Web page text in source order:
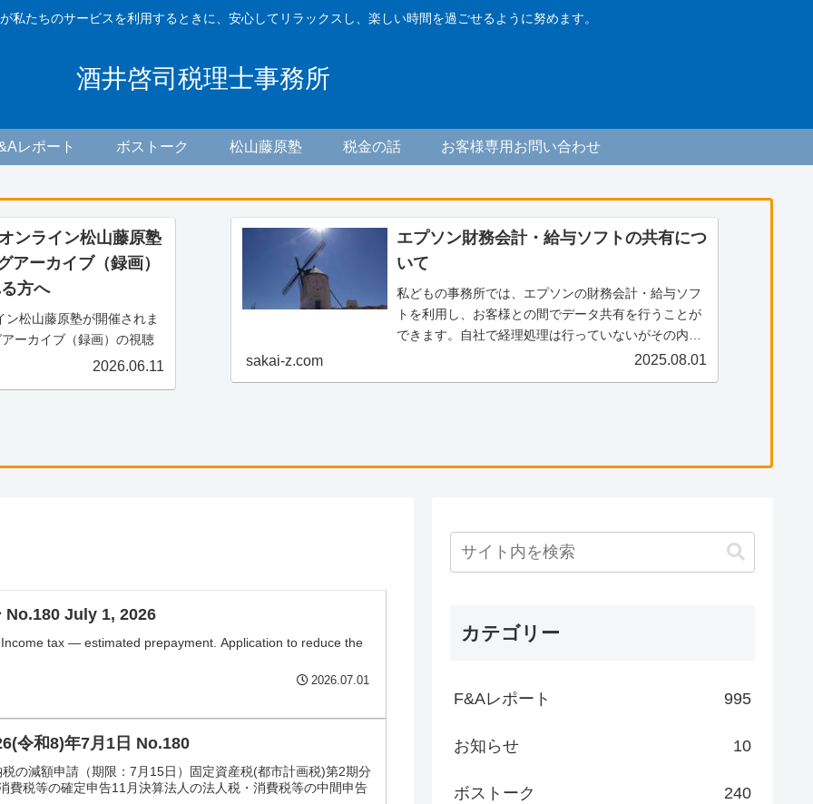
私たちのサービスを利用するときに、安心してリラックスし、楽しい時間を過ごせるように努めます。
酒井啓司税理士事務所
レポート ボストーク 松山藤原塾 税金の話 お客様専用お問い合わせ
ンライン松山藤原塾
アーカイブ（録画）
方へ
松山藤原塾が開催されま
ーカイブ（録画）の視聴
です。アーカイブ（録
2026.06.11
エプソン財務会計・給与ソフトの共有につ
いて
私どもの事務所では、エプソンの財務会計・給与ソフ
トを利用し、お客様との間でデータ共有を行うことが
できます。自社で経理処理は行っていないがその内容
を確認したい、電子帳票の保存に活用したい等のご希
sakai-z.com 2025.08.01
No.180 July 1, 2026
tax — estimated prepayment. Application to reduce the
2026.07.01
令和8)年7⽉1⽇ No.180
の減額申請（期限：7⽉15⽇）固定資産税(都市計画税)第2期分
税等の確定申告11⽉決算法⼈の法⼈税・消費税等の中間申告
カテゴリー
F&Aレポート 995
お知らせ 10
ボストーク 240